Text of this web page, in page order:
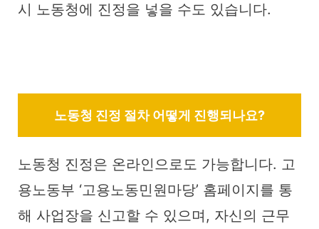
시 노동청에 진정을 넣을 수도 있습니다.
노동청 진정 절차 어떻게 진행되나요?
노동청 진정은 온라인으로도 가능합니다. 고
용노동부 ‘고용노동민원마당’ 홈페이지를 통
해 사업장을 신고할 수 있으며, 자신의 근무